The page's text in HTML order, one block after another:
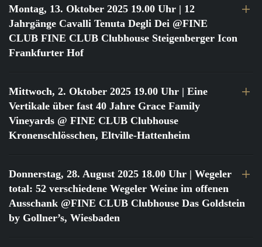
Montag, 13. Oktober 2025 19.00 Uhr | 12
Jahrgänge Cavalli Tenuta Degli Dei @FINE
CLUB FINE CLUB Clubhouse Steigenberger Icon
Frankfurter Hof
Mittwoch, 2. Oktober 2025 19.00 Uhr | Eine
Vertikale über fast 40 Jahre Grace Family
Vineyards @ FINE CLUB Clubhouse
Kronenschlösschen, Eltville-Hattenheim
Donnerstag, 28. August 2025 18.00 Uhr | Wegeler
total: 52 verschiedene Wegeler Weine im offenen
Ausschank @FINE CLUB Clubhouse Das Goldstein
by Gollner’s, Wiesbaden